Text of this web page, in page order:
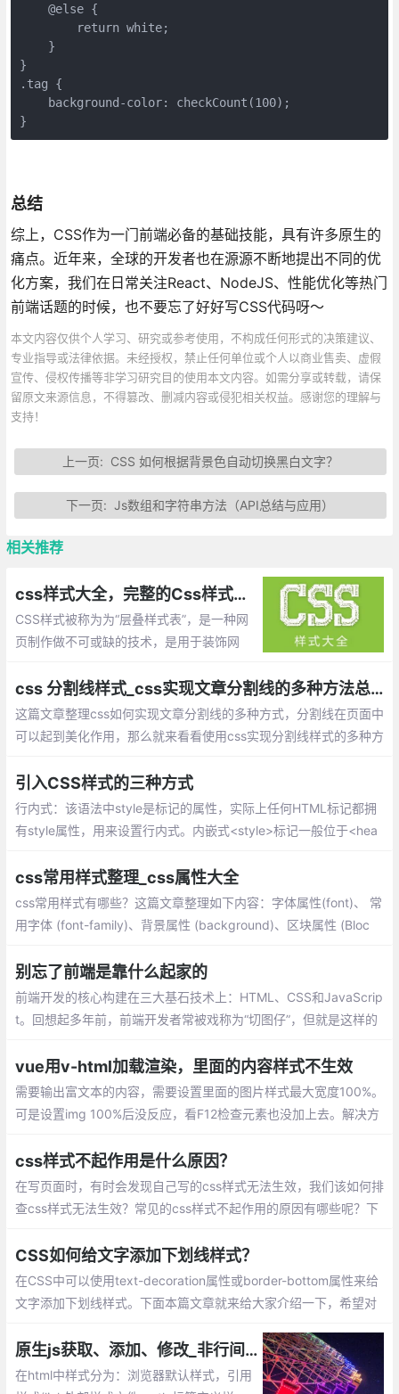
    @else {
        return white;
    }
}
.tag {
    background-color: checkCount(100);
}
总结
综上，CSS作为一门前端必备的基础技能，具有许多原生的
痛点。近年来，全球的开发者也在源源不断地提出不同的优
化方案，我们在日常关注React、NodeJS、性能优化等热门
前端话题的时候，也不要忘了好好写CSS代码呀～
本文内容仅供个人学习、研究或参考使用，不构成任何形式的决策建议、
专业指导或法律依据。未经授权，禁止任何单位或个人以商业售卖、虚假
宣传、侵权传播等非学习研究目的使用本文内容。如需分享或转载，请保
留原文来源信息，不得篡改、删减内容或侵犯相关权益。感谢您的理解与
支持！
上一页: CSS 如何根据背景色自动切换黑白文字？
下一页:Js数组和字符串方法（API总结与应用）
相关推荐
css样式大全，完整的Css样式大全(整理)
CSS样式被称为为“层叠样式表”，是一种网
页制作做不可或缺的技术，是用于装饰网
css 分割线样式_css实现文章分割线的多种方法总结
这篇文章整理css如何实现文章分割线的多种方式，分割线在页面中
可以起到美化作用，那么就来看看使用css实现分割线样式的多种方
现分隔线、浮动实现分隔线、利用字符实现分隔线
引入CSS样式的三种方式
行内式：该语法中style是标记的属性，实际上任何HTML标记都拥
有style属性，用来设置行内式。内嵌式<style>标记一般位于<hea
方。
css常用样式整理_css属性大全
css常用样式有哪些？这篇文章整理如下内容：字体属性(font)、 常
用字体 (font-family)、背景属性 (background)、区块属性 (Bloc
定位属性 (Position)、CSS文字属性
别忘了前端是靠什么起家的
前端开发的核心构建在三大基石技术上：HTML、CSS和JavaScrip
t。回想起多年前，前端开发者常被戏称为“切图仔”，但就是这样的
vue用v-html加载渲染，里面的内容样式不生效
需要输出富文本的内容，需要设置里面的图片样式最大宽度100%。
可是设置img 100%后没反应，看F12检查元素也没加上去。解决方
css样式不起作用是什么原因？
在写页面时，有时会发现自己写的css样式无法生效，我们该如何排
查css样式无法生效？常见的css样式不起作用的原因有哪些呢？下
CSS如何给文字添加下划线样式？
在CSS中可以使用text-decoration属性或border-bottom属性来给
文字添加下划线样式。下面本篇文章就来给大家介绍一下，希望对
原生js获取、添加、修改_非行间css样式
在html中样式分为：浏览器默认样式，引用